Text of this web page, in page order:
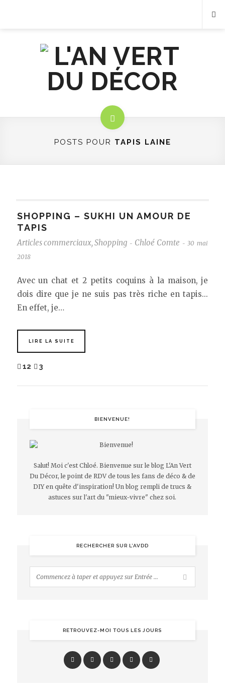
POSTS POUR TAPIS LAINE
SHOPPING – SUKHI UN AMOUR DE
TAPIS
Articles commerciaux, Shopping - Chloé Comte - 30 mai
2018
Avec un chat et 2 petits coquins à la maison, je
dois dire que je ne suis pas très riche en tapis...
En effet, je…
LIRE LA SUITE
12 3
BIENVENUE!
Salut! Moi c'est Chloé. Bienvenue sur le blog L'An Vert
Du Décor, le point de RDV de tous les fans de déco & de
DIY en quête d'inspiration! Un blog rempli de trucs &
astuces sur l'art du "mieux-vivre" chez soi.
RECHERCHER SUR L’AVDD
RETROUVEZ-MOI TOUS LES JOURS